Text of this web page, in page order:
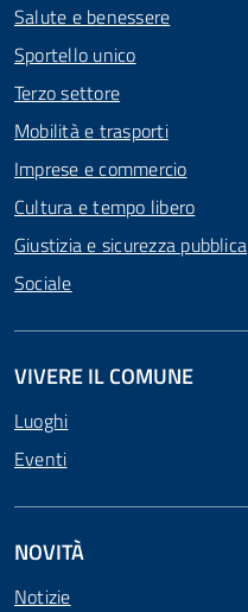
Salute e benessere
Sportello unico
Terzo settore
Mobilità e trasporti
Imprese e commercio
Cultura e tempo libero
Giustizia e sicurezza pubblica
Sociale
VIVERE IL COMUNE
Luoghi
Eventi
NOVITÀ
Notizie